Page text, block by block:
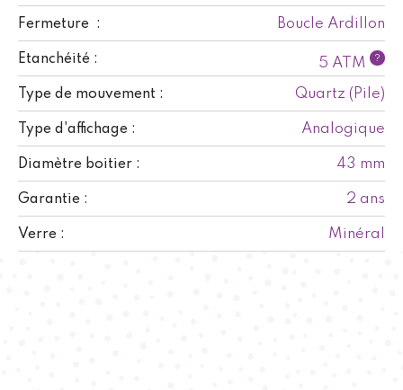
Fermeture : Boucle Ardillon
Etanchéité : 5 ATM ?
Type de mouvement : Quartz (Pile)
Type d'affichage : Analogique
Diamètre boitier : 43 mm
Garantie : 2 ans
Verre : Minéral